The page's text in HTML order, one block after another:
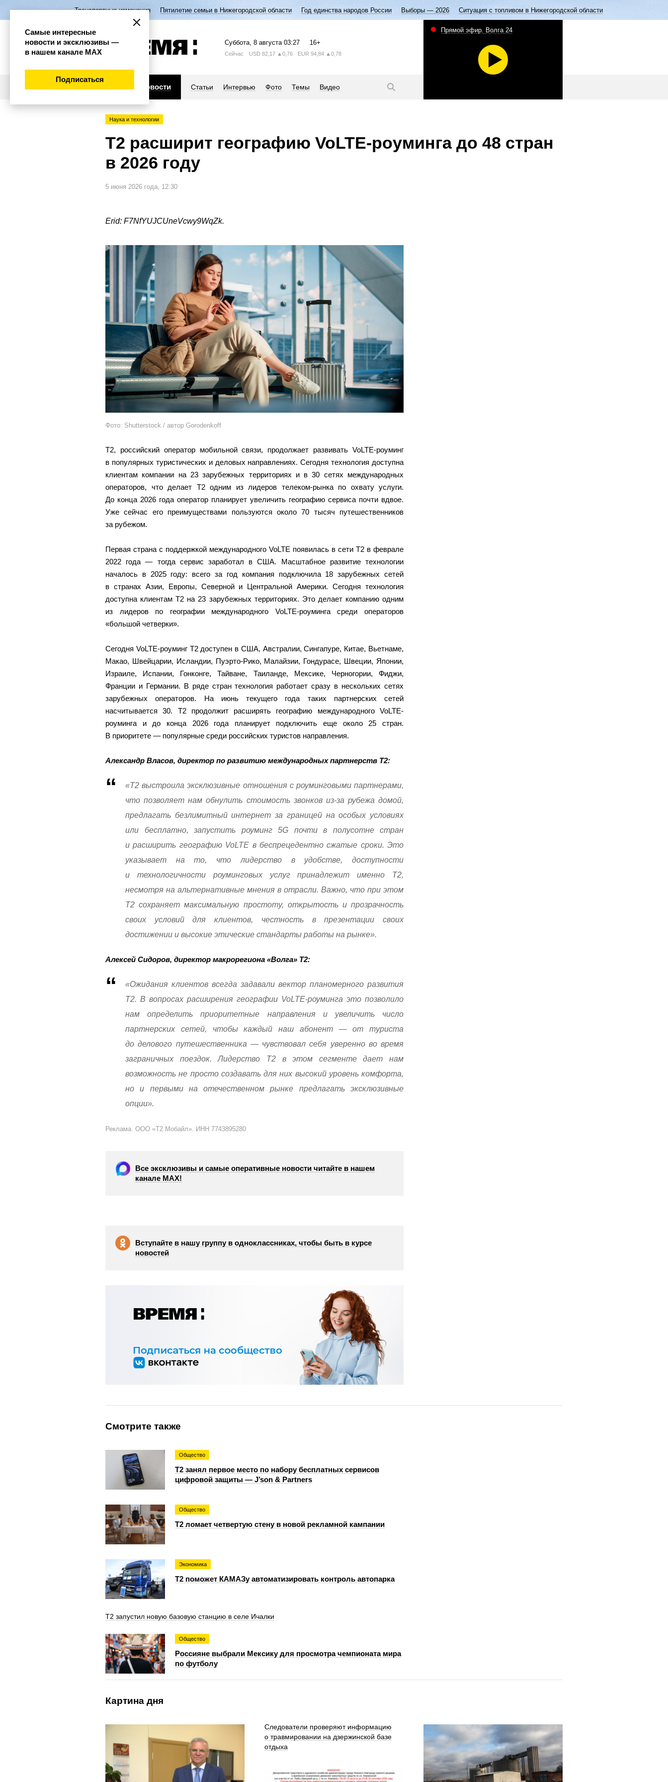
Транспортные изменения Пятилетие семьи в Нижегородской области Год единства народов России Выборы — 2026 Ситуация с топливом в Нижегородской области
Суббота, 8 августа 03:27 16+
Сейчас USD 82,17 ▲0,76 EUR 94,84 ▲0,78
Новости Статьи Интервью Фото Темы Видео
Прямой эфир. Волга 24
Наука и технологии
Т2 расширит географию VoLTE-роуминга до 48 стран
в 2026 году
5 июня 2026 года, 12:30
Erid: F7NfYUJCUneVcwy9WqZk.
Фото: Shutterstock / автор Gorodenkoff
Т2, российский оператор мобильной связи, продолжает развивать VoLTE-роуминг
в популярных туристических и деловых направлениях. Сегодня технология доступна
клиентам компании на 23 зарубежных территориях и в 30 сетях международных
операторов, что делает Т2 одним из лидеров телеком-рынка по охвату услуги.
До конца 2026 года оператор планирует увеличить географию сервиса почти вдвое.
Уже сейчас его преимуществами пользуются около 70 тысяч путешественников
за рубежом.
Первая страна с поддержкой международного VoLTE появилась в сети Т2 в феврале
2022 года — тогда сервис заработал в США. Масштабное развитие технологии
началось в 2025 году: всего за год компания подключила 18 зарубежных сетей
в странах Азии, Европы, Северной и Центральной Америки. Сегодня технология
доступна клиентам Т2 на 23 зарубежных территориях. Это делает компанию одним
из лидеров по географии международного VoLTE-роуминга среди операторов
«большой четверки».
Сегодня VoLTE-роуминг Т2 доступен в США, Австралии, Сингапуре, Китае, Вьетнаме,
Макао, Швейцарии, Исландии, Пуэрто-Рико, Малайзии, Гондурасе, Швеции, Японии,
Израиле, Испании, Гонконге, Тайване, Таиланде, Мексике, Черногории, Фиджи,
Франции и Германии. В ряде стран технология работает сразу в нескольких сетях
зарубежных операторов. На июнь текущего года таких партнерских сетей
насчитывается 30. Т2 продолжит расширять географию международного VoLTE-
роуминга и до конца 2026 года планирует подключить еще около 25 стран.
В приоритете — популярные среди российских туристов направления.
Александр Власов, директор по развитию международных партнерств Т2:
«Т2 выстроила эксклюзивные отношения с роуминговыми партнерами,
что позволяет нам обнулить стоимость звонков из-за рубежа домой,
предлагать безлимитный интернет за границей на особых условиях
или бесплатно, запустить роуминг 5G почти в полусотне стран
и расширить географию VoLTE в беспрецедентно сжатые сроки. Это
указывает на то, что лидерство в удобстве, доступности
и технологичности роуминговых услуг принадлежит именно Т2,
несмотря на альтернативные мнения в отрасли. Важно, что при этом
Т2 сохраняет максимальную простоту, открытость и прозрачность
своих условий для клиентов, честность в презентации своих
достижении и высокие этические стандарты работы на рынке».
Алексей Сидоров, директор макрорегиона «Волга» Т2:
«Ожидания клиентов всегда задавали вектор планомерного развития
Т2. В вопросах расширения географии VoLTE-роуминга это позволило
нам определить приоритетные направления и увеличить число
партнерских сетей, чтобы каждый наш абонент — от туриста
до делового путешественника — чувствовал себя уверенно во время
заграничных поездок. Лидерство Т2 в этом сегменте дает нам
возможность не просто создавать для них высокий уровень комфорта,
но и первыми на отечественном рынке предлагать эксклюзивные
опции».
Реклама. ООО «Т2 Мобайл». ИНН 7743895280
Все эксклюзивы и самые оперативные новости читайте в нашем
канале МАХ!
Вступайте в нашу группу в одноклассниках, чтобы быть в курсе
новостей
Смотрите также
Общество
Т2 занял первое место по набору бесплатных сервисов
цифровой защиты — J’son & Partners
Общество
Т2 ломает четвертую стену в новой рекламной кампании
Экономика
T2 поможет КАМАЗу автоматизировать контроль автопарка
Т2 запустил новую базовую станцию в селе Ичалки
Общество
Россияне выбрали Мексику для просмотра чемпионата мира
по футболу
Картина дня
Следователи проверяют информацию
о травмировании на дзержинской базе
отдыха
Самые интересные
новости и эксклюзивы —
в нашем канале МАХ
Подписаться